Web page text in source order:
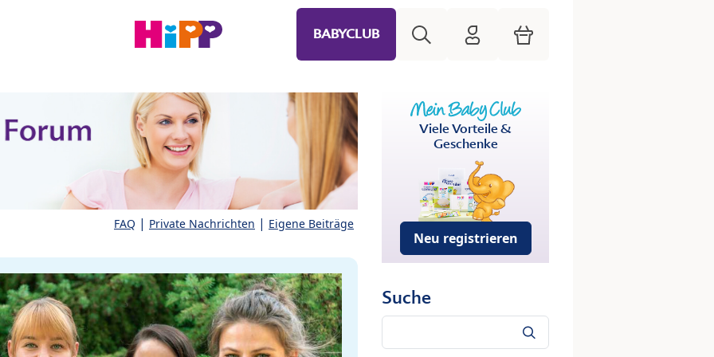
BABYCLUB HiPP Mein Babyclub
Warenkorb
FAQ | Private Nachrichten | Eigene Beiträge
Viele Vorteile &
Geschenke
Neu registrieren
Suche